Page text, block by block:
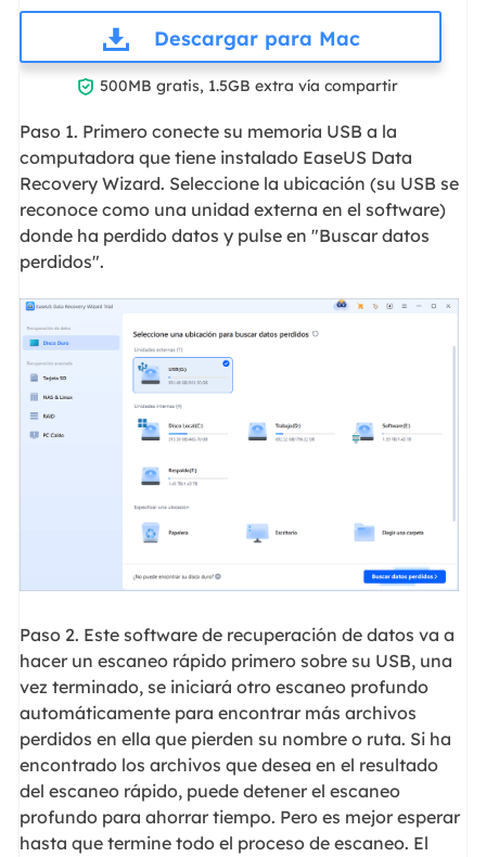
Descargar para Mac
 500MB gratis, 1.5GB extra vía compartir
Paso 1. Primero conecte su memoria USB a la
computadora que tiene instalado EaseUS Data
Recovery Wizard. Seleccione la ubicación (su USB se
reconoce como una unidad externa en el software)
donde ha perdido datos y pulse en "Buscar datos
perdidos".
Paso 2. Este software de recuperación de datos va a
hacer un escaneo rápido primero sobre su USB, una
vez terminado, se iniciará otro escaneo profundo
automáticamente para encontrar más archivos
perdidos en ella que pierden su nombre o ruta. Si ha
encontrado los archivos que desea en el resultado
del escaneo rápido, puede detener el escaneo
profundo para ahorrar tiempo. Pero es mejor esperar
hasta que termine todo el proceso de escaneo. El